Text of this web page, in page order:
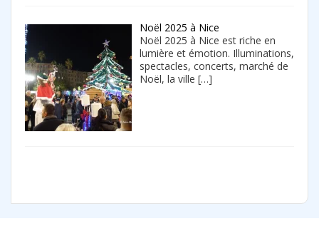
Noël 2025 à Nice
Noël 2025 à Nice est riche en
lumière et émotion. Illuminations,
spectacles, concerts, marché de
Noël, la ville […]